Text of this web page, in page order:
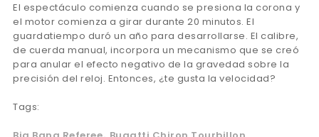
El espectáculo comienza cuando se presiona la corona y
el motor comienza a girar durante 20 minutos. El
guardatiempo duró un año para desarrollarse. El calibre,
de cuerda manual, incorpora un mecanismo que se creó
para anular el efecto negativo de la gravedad sobre la
precisión del reloj. Entonces, ¿te gusta la velocidad?
Tags: